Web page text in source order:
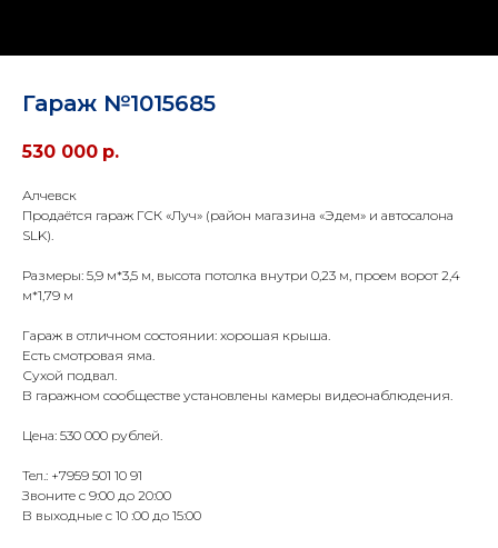
Гараж №1015685
530 000 р.
Алчевск
Продаётся гараж ГСК «Луч» (район магазина «Эдем» и автосалона
SLK).
Размеры: 5,9 м*3,5 м, высота потолка внутри 0,23 м, проем ворот 2,4
м*1,79 м
Гараж в отличном состоянии: хорошая крыша.
Есть смотровая яма.
Сухой подвал.
В гаражном сообществе установлены камеры видеонаблюдения.
Цена: 530 000 рублей.
Тел.: +7959 501 10 91
Звоните с 9:00 до 20:00
В выходные с 10 :00 до 15:00